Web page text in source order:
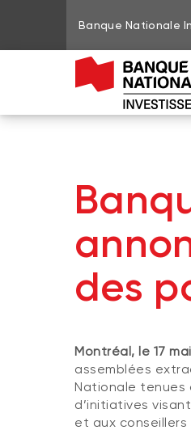
Banque Nationale
des
Montréal, le 17
assemblées
Nationale tenues
d’initiatives
et aux conseillers